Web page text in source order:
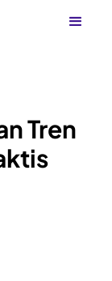
Tren